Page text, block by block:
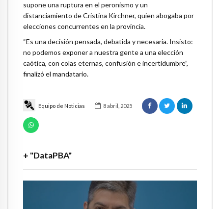
Equipo de Noticias 8 abril, 2025
+ "DataPBA"
supone una ruptura en el peronismo y un
distanciamiento de Cristina Kirchner, quien abogaba por
elecciones concurrentes en la provincia.
“Es una decisión pensada, debatida y necesaria. Insisto:
no podemos exponer a nuestra gente a una elección
caótica, con colas eternas, confusión e incertidumbre”,
finalizó el mandatario.